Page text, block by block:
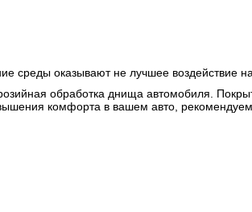
среды оказывают не лучшее воздействие
обработка днища автомобиля.
комфорта в вашем авто, рекомендуем